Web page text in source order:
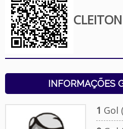
INFORMAÇÕES
1 Gol